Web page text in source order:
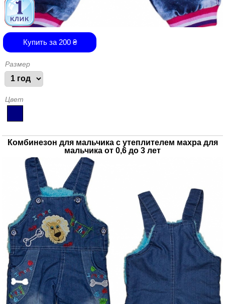
Купить за 200₴
Размер
Цвет
Комбинезон для мальчика с утеплителем махра для
мальчика от 0,6 до 3 лет